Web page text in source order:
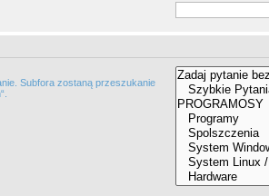
Subfora zostaną przeszukanie